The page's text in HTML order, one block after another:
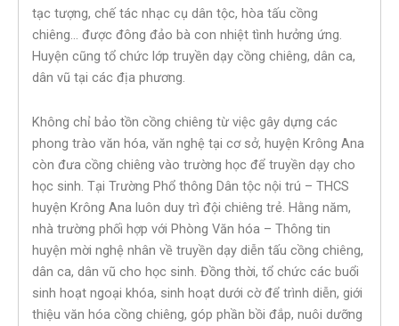
tạc tượng, chế tác nhạc cụ dân tộc, hòa tấu cồng
chiêng… được đông đảo bà con nhiệt tình hưởng ứng.
Huyện cũng tổ chức lớp truyền dạy cồng chiêng, dân ca,
dân vũ tại các địa phương.
Không chỉ bảo tồn cồng chiêng từ việc gây dựng các
phong trào văn hóa, văn nghệ tại cơ sở, huyện Krông Ana
còn đưa cồng chiêng vào trường học để truyền dạy cho
học sinh. Tại Trường Phổ thông Dân tộc nội trú – THCS
huyện Krông Ana luôn duy trì đội chiêng trẻ. Hằng năm,
nhà trường phối hợp với Phòng Văn hóa – Thông tin
huyện mời nghệ nhân về truyền dạy diễn tấu cồng chiêng,
dân ca, dân vũ cho học sinh. Đồng thời, tổ chức các buổi
sinh hoạt ngoại khóa, sinh hoạt dưới cờ để trình diễn, giới
thiệu văn hóa cồng chiêng, góp phần bồi đắp, nuôi dưỡng